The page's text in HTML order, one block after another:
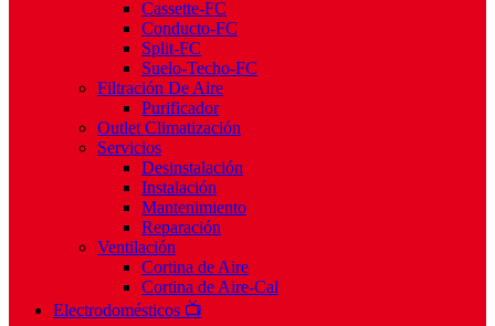
Cassette-FC
Conducto-FC
Split-FC
Suelo-Techo-FC
Filtración De Aire
Purificador
Outlet Climatización
Servicios
Desinstalación
Instalación
Mantenimiento
Reparación
Ventilación
Cortina de Aire
Cortina de Aire-Cal
Electrodomésticos 📺